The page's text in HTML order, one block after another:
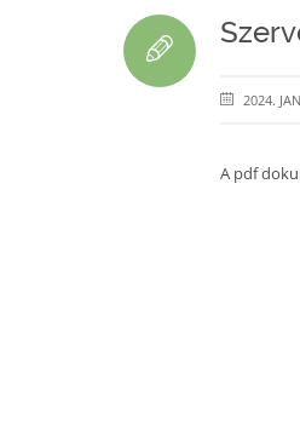
2024.
A pdf